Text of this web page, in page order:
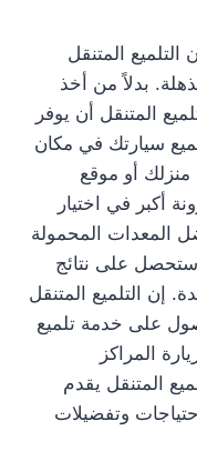
التلميع المتنقل
بدلاً من أخذ
المتنقل أن يوفر
سيارتك في مكان
أو موقع
أكبر في اختيار
المعدات المحمولة
ستحصل على نتائج
إن التلميع المتنقل
على خدمة تلميع
المراكز
المتنقل يقدم
وتفضيلات